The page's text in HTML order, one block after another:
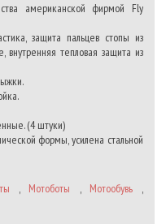
американской фирмой Fly
защита пальцев стопы из
внутренняя тепловая защита из
(4 штуки)
формы, усилена стальной
, Мотоботы , Мотообувь,